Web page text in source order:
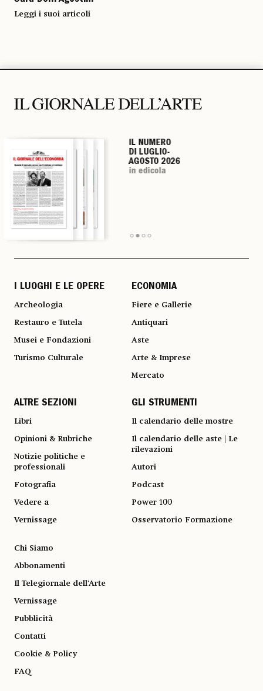
Leggi i suoi articoli
IL NUMERO
DI LUGLIO-
AGOSTO 2026
in edicola
IL NUMERO
DI LUGLIO-
AGOSTO 2026
in edicola
IL NUMERO
DI LUGLIO-
AGOSTO 2026
in edicola
IL NUMERO
DI LUGLIO-
AGOSTO 2026
in edicola
I LUOGHI E LE OPERE
Archeologia
Restauro e Tutela
Musei e Fondazioni
Turismo Culturale
ECONOMIA
Fiere e Gallerie
Antiquari
Aste
Arte & Imprese
Mercato
ALTRE SEZIONI
Libri
Opinioni & Rubriche
Notizie politiche e
professionali
Fotografia
Vedere a
Vernissage
GLI STRUMENTI
Il calendario delle mostre
Il calendario delle aste | Le
rilevazioni
Autori
Podcast
Power 100
Osservatorio Formazione
Chi Siamo
Abbonamenti
Il Telegiornale dell'Arte
Vernissage
Pubblicità
Contatti
Cookie & Policy
FAQ